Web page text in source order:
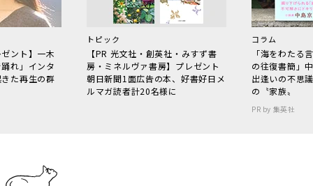
ント】一木
れ」インタ
た再生の群
トピック
【PR 光文社・創英社・みすず書
房・ミネルヴァ書房】プレゼント
朝日新聞1面広告の本、好書好日メ
ルマガ読者計20名様に
コラム
「海をわた
の往復書簡」
出逢いの不思
の〝家族〟
PR by 集英社